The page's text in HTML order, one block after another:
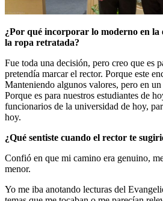
¿Por qué incorporar lo moderno en la
la ropa retratada?
Fue toda una decisión, pero creo que es
pretendía marcar el rector. Porque este
Manteniendo algunos valores, pero en
Porque es para nuestros estudiantes de
funcionarios de la universidad de hoy,
hoy.
¿Qué sentiste cuando el rector te
Confió en que mi camino era genuino,
menor.
Yo me iba anotando lecturas del